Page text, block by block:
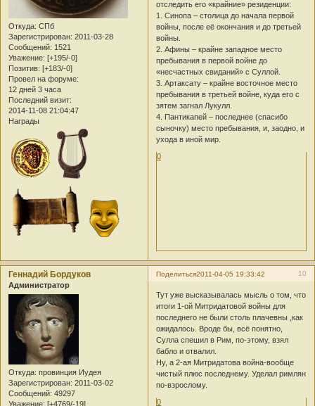
Откуда: СПб
Зарегистрирован: 2011-03-28
Сообщений: 1521
Уважение: [+195/-0]
Позитив: [+183/-0]
Провел на форуме:
12 дней 3 часа
Последний визит:
2014-11-08 21:04:47
Награды
отследить его «крайние» резиденции:
1. Синопа – столица до начала первой
войны, после её окончания и до третьей
войны.
2. Афины – крайне западное место
пребывания в первой войне до
«несчастных свиданий» с Суллой.
3. Артаксату – крайне восточное место
пребывания в третьей войне, куда его с
зятем загнал Лукулл.
4. Пантикапей – последнее (спасибо
сыночку) место пребывания, и, заодно, и
ухода в иной мир.
0
Поделиться 10
2011-04-05 19:33:42
Геннадий Бордуков
Администратор
Откуда: провинция Иудея
Зарегистрирован: 2011-03-02
Сообщений: 49297
Уважение: [+4769/-19]
Тут уже высказывалась мысль о том, что
итоги 1-ой Митридатовой войны для
последнего не были столь плачевны ,как
ожидалось. Вроде бы, всё понятно,
Сулла спешил в Рим, по-этому, взял
бабло и отвалил.
Ну, а 2-ая Митридатова война-вообще
чистый плюс последнему. Уделал римлян
по-взрослому.
0